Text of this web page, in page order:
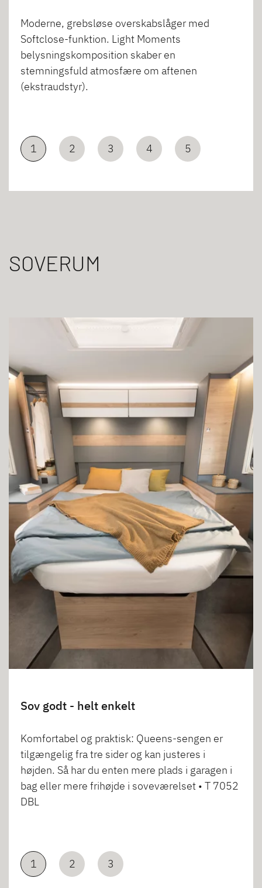
Moderne, grebsløse overskabslåger med
Softclose-funktion. Light Moments
belysningskomposition skaber en
stemningsfuld atmosfære om aftenen
(ekstraudstyr).
1 2 3 4 5
SOVERUM
Sov godt - helt enkelt
Komfortabel og praktisk: Queens-sengen er
tilgængelig fra tre sider og kan justeres i
højden. Så har du enten mere plads i garagen i
bag eller mere frihøjde i soveværelset • T 7052
DBL
1 2 3